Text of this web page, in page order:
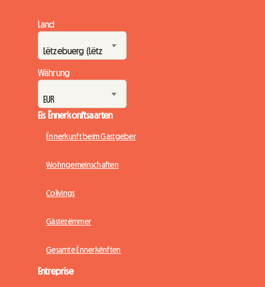
Land
Währung
Eis Ënnerkonftsaarten
Ënnerkunft beim Gastgeber
Wohngemeinschaften
Colivings
Gästezëmmer
Gesamte Ënnerkënften
Entreprise